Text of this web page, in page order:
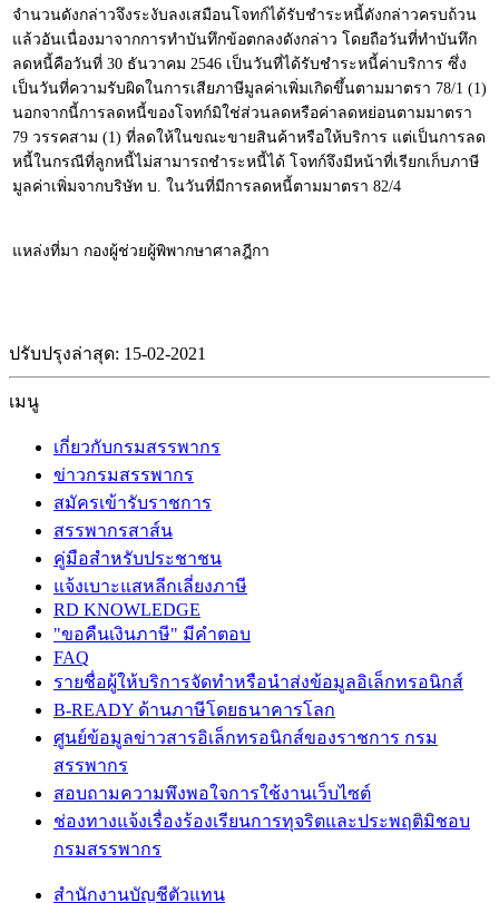
จำนวนดังกล่าวจึงระงับลงเสมือนโจทก์ได้รับชำระหนี้ดังกล่าวครบถ้วน
แล้วอันเนื่องมาจากการทำบันทึกข้อตกลงดังกล่าว โดยถือวันที่ทำบันทึก
ลดหนี้คือวันที่ 30 ธันวาคม 2546 เป็นวันที่ได้รับชำระหนี้ค่าบริการ ซึ่ง
เป็นวันที่ความรับผิดในการเสียภาษีมูลค่าเพิ่มเกิดขึ้นตามมาตรา 78/1 (1)
นอกจากนี้การลดหนี้ของโจทก์มิใช่ส่วนลดหรือค่าลดหย่อนตามมาตรา
79 วรรคสาม (1) ที่ลดให้ในขณะขายสินค้าหรือให้บริการ แต่เป็นการลด
หนี้ในกรณีที่ลูกหนี้ไม่สามารถชำระหนี้ได้ โจทก์จึงมีหน้าที่เรียกเก็บภาษี
มูลค่าเพิ่มจากบริษัท บ. ในวันที่มีการลดหนี้ตามมาตรา 82/4
แหล่งที่มา กองผู้ช่วยผู้พิพากษาศาลฎีกา
ปรับปรุงล่าสุด: 15-02-2021
เมนู
เกี่ยวกับกรมสรรพากร
ข่าวกรมสรรพากร
สมัครเข้ารับราชการ
สรรพากรสาส์น
คู่มือสำหรับประชาชน
แจ้งเบาะแสหลีกเลี่ยงภาษี
RD KNOWLEDGE
"ขอคืนเงินภาษี" มีคำตอบ
FAQ
รายชื่อผู้ให้บริการจัดทำหรือนำส่งข้อมูลอิเล็กทรอนิกส์
B-READY ด้านภาษีโดยธนาคารโลก
ศูนย์ข้อมูลข่าวสารอิเล็กทรอนิกส์ของราชการ กรม
สรรพากร
สอบถามความพึงพอใจการใช้งานเว็บไซต์
ช่องทางแจ้งเรื่องร้องเรียนการทุจริตและประพฤติมิชอบ
กรมสรรพากร
สำนักงานบัญชีตัวแทน